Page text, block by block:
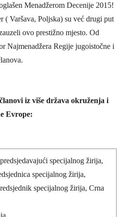
Menadžerom Decenije 2015!
( Varšava, Poljska) su već drugi put
ovo prestižno mjesto. Od
Najmenadžera Regije jugoistočne i
iz više država okruženja i
Evrope:
specijalnog žirija,
specijalnog žirija,
specijalnog žirija, Crna